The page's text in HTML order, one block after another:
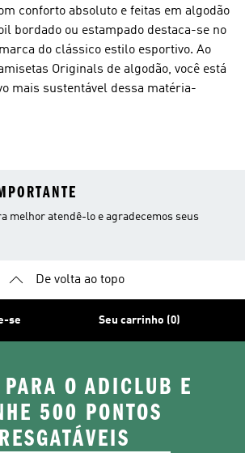
conforto absoluto e feitas em algodão
bordado ou estampado destaca-se no
do clássico estilo esportivo. Ao
Originals de algodão, você está
mais sustentável dessa matéria-
melhor atendê-lo e agradecemos seus
De volta ao topo
se Seu carrinho (0)
PARA O ADICLUB E
500 PONTOS
RESGATÁVEIS